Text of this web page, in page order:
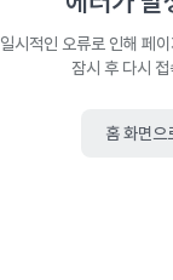
일시적인 오류로 인해 페
잠시 후 다시
홈 화면으